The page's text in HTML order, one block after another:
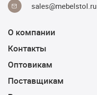
sales@mebelstol.ru
О компании
Контакты
Оптовикам
Поставщикам